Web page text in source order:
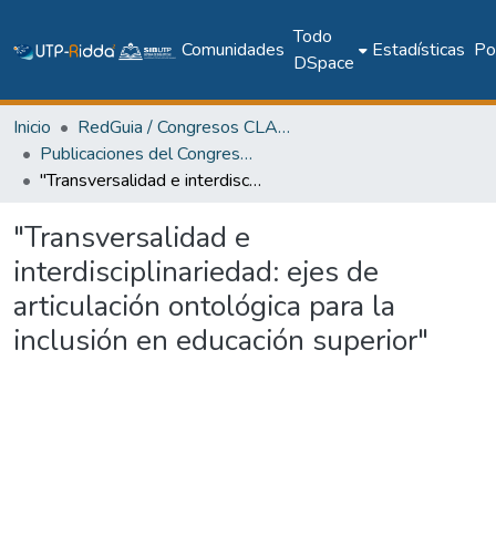
Comunidades
Todo
DSpace
Estadísticas
Inicio
RedGuia / Congresos CLABES
Publicaciones del Congreso Internacional CLABES
"Transversalidad e interdisciplinariedad: ejes de articulación ontológica para la inclusión en educación superior"
"Transversalidad e
interdisciplinariedad: ejes de
articulación ontológica para la
inclusión en educación superior"